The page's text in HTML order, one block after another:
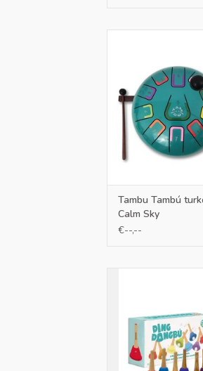
TOEVOEGEN AAN
Tambu Tambú
Calm Sky
€--,--
bel en de klank te
TOEVOEGEN AAN